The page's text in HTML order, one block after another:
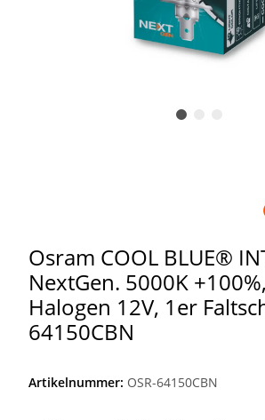
Osram COOL BLUE®
NextGen. 5000K
Halogen 12V, 1er
64150CBN
Artikelnummer: OSR-64150CBN